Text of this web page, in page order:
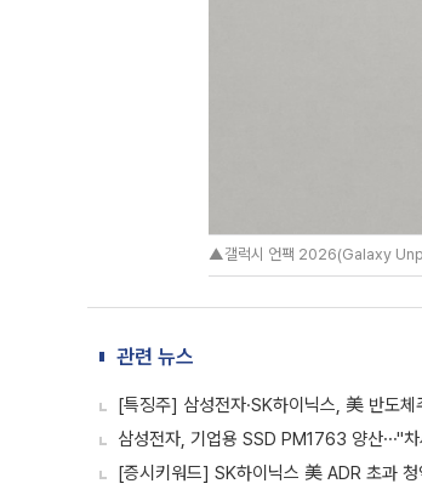
▲갤럭시 언팩 2026(Galaxy
관련 뉴스
[특징주] 삼성전자·SK하이닉스, 美 반도체
삼성전자, 기업용 SSD PM1763 양산⋯"
[증시키워드] SK하이닉스 美 ADR 초과